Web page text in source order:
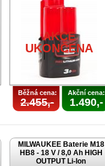
AKCE
UKONČENA
Běžná cena:
2.455,-
Akční cena:
1.490,-
MILWAUKEE Baterie M18
HB8 - 18 V / 8,0 Ah HIGH
OUTPUT Li-Ion